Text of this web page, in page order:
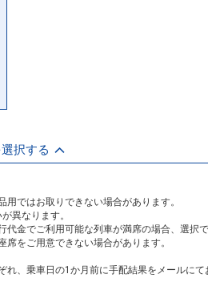
択する
ではお取りできない場合があります。
異なります。
金でご利用可能な列車が満席の場合、選択
をご用意できない場合があります。
、乗車日の1か月前に手配結果をメールに